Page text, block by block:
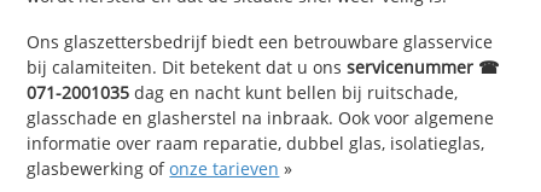
Ons glaszettersbedrijf biedt een betrouwbare glasservice
bij calamiteiten. Dit betekent dat u onsservicenummer ☎
071-2001035 dag en nacht kunt bellen bij ruitschade,
glasschade en glasherstel na inbraak. Ook voor algemene
informatie over raam reparatie, dubbel glas, isolatieglas,
glasbewerking ofonze tarieven »